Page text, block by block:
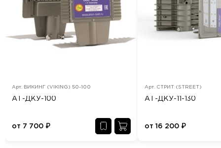
Арт. ВИКИНГ (VIKING) 50-100
АТ-ДКУ-100
от 7 700 ₽
Арт. СТРИТ (STREET)
АТ-ДКУ-11-130
от 16 200 ₽